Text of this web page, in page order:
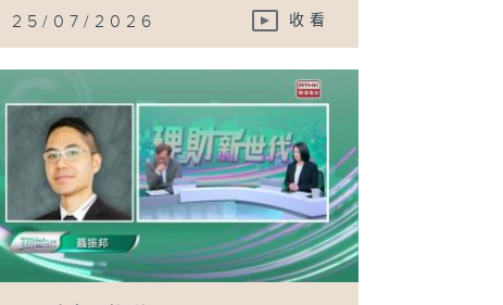
25/07/2026 收看